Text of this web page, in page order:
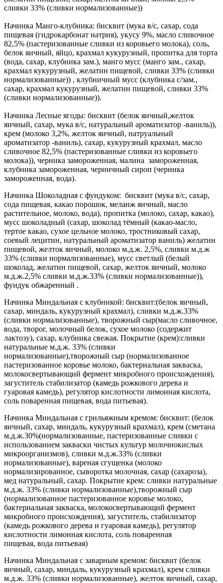
сливки 33% (сливки нормализованные))
Начинка Манго-клубника: бисквит (мука в/с, сахар, сода
пищевая (гидрокарбонат натрия), укусу 9%, масло сливочное
82,5% (пастеризованные сливки из коровьего молока), соль,
белок яичный, яйцо, крахмал кукурузный, пропитка для торта
(вода, сахар, клубника зам.), манго мусс (манго зам., сахар,
крахмал кукурузный, желатин пищевой, сливки 33% (сливки
нормализованные)) , клубничный мусс (клубника с/зам.,
сахар, крахмал кукурузный, желатин пищевой, сливки 33%
(сливки нормализованные)).
Начинка Лесные ягоды: бисквит (белок яичный,желток
яичный, сахар, мука в/с, натуральный ароматизатор -ваниль)),
крем (молоко 3,2%, желток яичный, натруальный
ароматизатор -ваниль), сахар, кукурузный крахмал, масло
сливочное 82,5% (пастеризованные сливки из коровьего
молока)), черника замороженная, малина замороженная,
клубника замороженная, черничный сироп (черника
замороженная, вода).
Начинка Шоколадная с фундуком: бисквит (мука в/с, сахар,
сода пищевая, какао порошок, меланж яичный, масло
растительное, молоко, вода), пропитка (молоко, сахар, какао),
мусс шоколадный (сахар, шоколад тёмный (какао-масло,
тертое какао, сухое цельное молоко, тростниковый сахар,
соевый лецитин, натуральный ароматизатор ваниль) желатин
пищевой, желток яичный, молоко м.д.ж. 2,5%, сливки м.д.ж
33% (сливки нормализованные), мусс светлый (белый
шоколад, желатин пищевой, сахар, желток яичный, молоко
м.д.ж.2,5% сливки м.д.ж.33% (сливки нормализованные)),
фундук обжаренный .
Начинка Миндальная с клубникой: бисквит:(белок яичный,
сахар, миндаль, кукурузный крахмал), сливки м.д.ж.33%
(сливки нормализованные), творожный сыр(масло сливочное,
вода, творог, молочный белок, сухое молоко (содержит
лактозу), сахар, клубника свежая. Покрытие (крем):сливки
натуральные м.д.ж. 33% (сливки
нормализованные),творожный сыр (нормализованное
пастеризованное коровье молоко, бактериальная закваска,
молокосвертывающий фермент микробного происхождения),
загуститель стабилизатор (камедь рожкового дерева и
гуаровая камедь), регулятор кислотности лимонная кислота,
соль поваренная пищевая, вода питьевая).
Начинка Миндальная с грильяжным кремом: бисквит: (белок
яичный, сахар, миндаль, кукурузный крахмал), крем (сметана
м.д.ж.30%(нормализованные, пастеризованные сливки с
использованием закваски чистых культур молочнокислых
микроорганизмов), сливки м.д.ж.33% (сливки
нормализованные), вареная сгущенка (молоко
нормализированное, сыворотка молочная, сахар (сахароза),
мед натуральный, сахар. Покрытие крем: сливки натуральные
м.д.ж. 33% (сливки нормализованные),творожный сыр
(нормализованное пастеризованное коровье молоко,
бактериальная закваска, молокосвертывающий фермент
микробного происхождения), загуститель, стабилизатор
(камедь рожкового дерева и гуаровая камедь), регулятор
кислотности лимонная кислота, соль поваренная
пищевая, вода питьевая)
Начинка Миндальная с заварным кремом: бисквит (белок
яичный, сахар, миндаль, кукурузный крахмал), крем сливки
м.д.ж. 33% (сливки нормализованные), желток яичный, сахар,